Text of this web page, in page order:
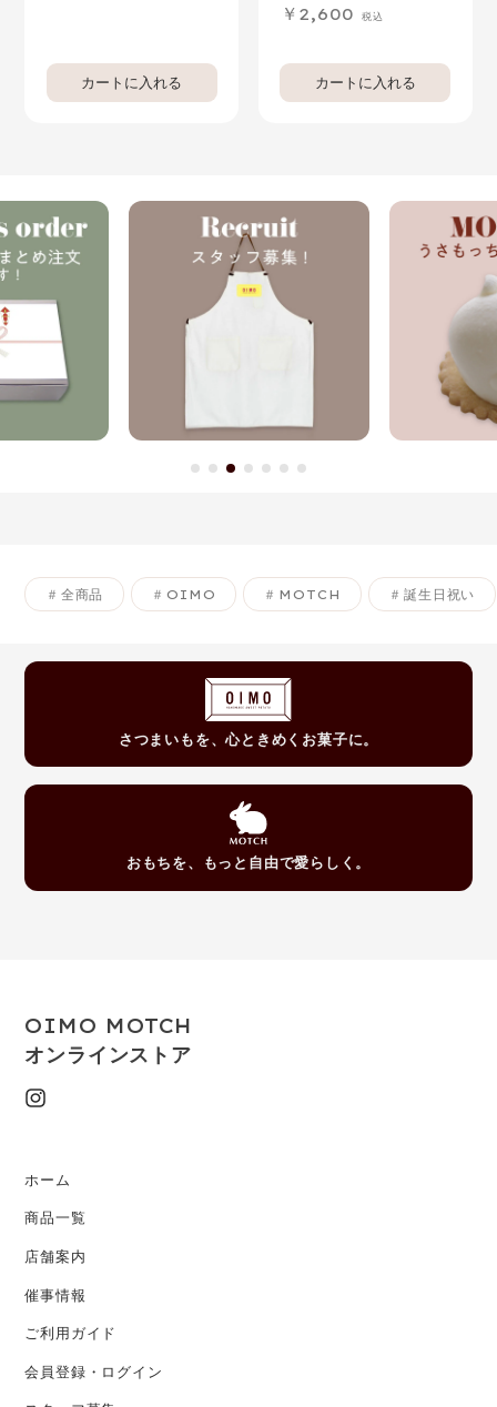
2,600
全商品 OIMO MOTCH 誕生日祝い
さつまいもを、心ときめくお菓子に。
おもちを、もっと自由で愛らしく。
OIMO MOTCH
オンラインストア
ホーム
商品一覧
店舗案内
催事情報
ご利用ガイド
会員登録・ログイン